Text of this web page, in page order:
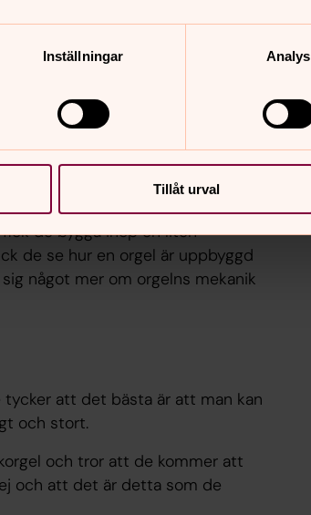
Inställningar Analys
Tillåt urval
och Oscar har varit med två.
att träffa andra med samma
Dock har de hört talas om att
Men det är ju bra att andra får
kyrkor och kyrkorglar. Det roliga är
de bygga ihop en liten
de se hur en orgel är uppbyggd
något mer om orgelns mekanik
att det bästa är att man kan
och stort.
och tror att de kommer att
och att det är detta som de